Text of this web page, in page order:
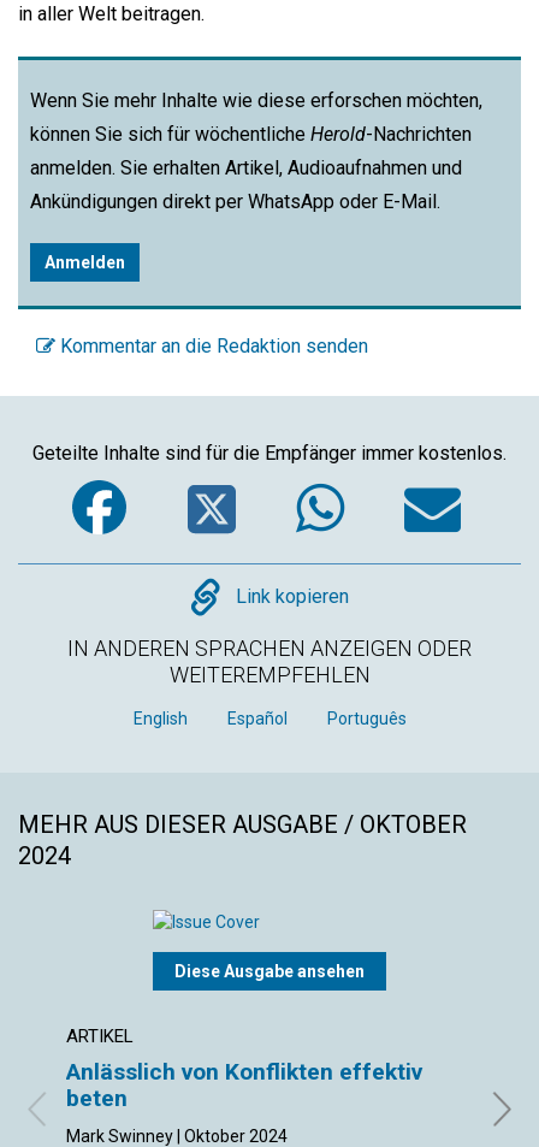
in aller Welt beitragen.
Wenn Sie mehr Inhalte wie diese erforschen möchten,
können Sie sich für wöchentliche Herold-Nachrichten
anmelden. Sie erhalten Artikel, Audioaufnahmen und
Ankündigungen direkt per WhatsApp oder E-Mail.
Anmelden
Kommentar an die Redaktion senden
Geteilte Inhalte sind für die Empfänger immer kostenlos.
Facebook
Twitter
Copy
Link kopieren
IN ANDEREN SPRACHEN ANZEIGEN ODER
WEITEREMPFEHLEN
English Español Português
MEHR AUS DIESER AUSGABE / OKTOBER
2024
Diese Ausgabe ansehen
ARTIKEL
Anlässlich von Konflikten effektiv
beten
Mark Swinney | Oktober 2024